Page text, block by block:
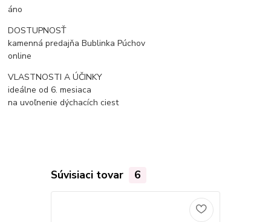
áno
DOSTUPNOSŤ
kamenná predajňa Bublinka Púchov
online
VLASTNOSTI A ÚČINKY
ideálne od 6. mesiaca
na uvoľnenie dýchacích ciest
Súvisiaci tovar 6